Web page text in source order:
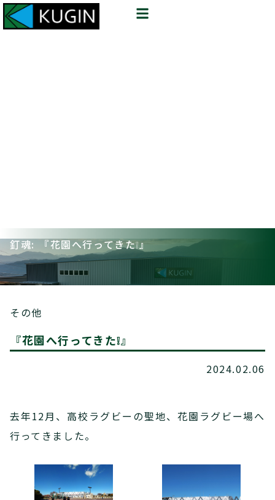
釘魂: 『花園へ行ってきた❕』
その他
『花園へ行ってきた❕』
2024.02.06
去年12月、高校ラグビーの聖地、花園ラグビー場へ
行ってきました。